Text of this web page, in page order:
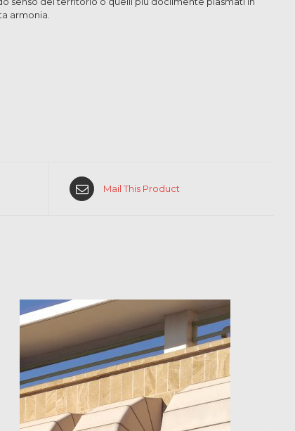
armonia.
Mail This Product